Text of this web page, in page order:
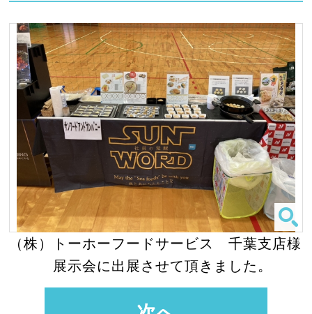
（株）トーホーフードサービス 千葉支店様
展示会に出展させて頂きました。